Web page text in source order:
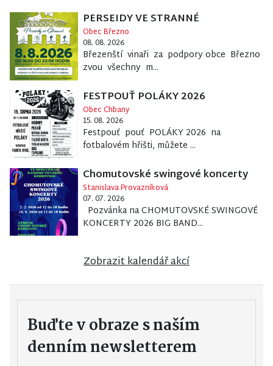
PERSEIDY VE STRANNÉ
Obec Březno
08. 08. 2026
Březenští vinaři za podpory obce Březno
zvou všechny m...
FESTPOUŤ POLÁKY 2026
Obec Chbany
15. 08. 2026
Festpouť pouť POLÁKY 2026 na
fotbalovém hřišti, můžete ...
Chomutovské swingové koncerty
Stanislava Provazníková
07. 07. 2026
Pozvánka na CHOMUTOVSKÉ SWINGOVÉ
KONCERTY 2026 BIG BAND...
Zobrazit kalendář akcí
Buďte v obraze s naším
denním newsletterem